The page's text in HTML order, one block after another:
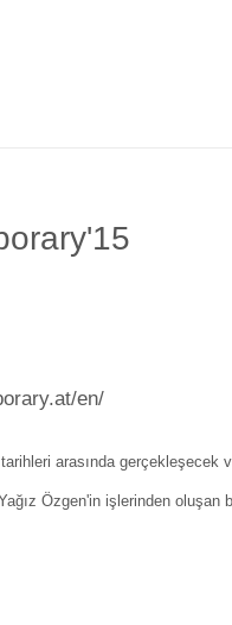
en/
arasında gerçekleşecek
Özgen'in işlerinden oluşan